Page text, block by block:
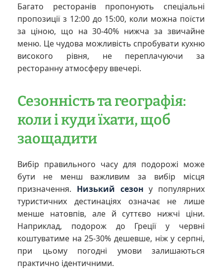
Багато ресторанів пропонують спеціальні
пропозиції з 12:00 до 15:00, коли можна поїсти
за ціною, що на 30-40% нижча за звичайне
меню. Це чудова можливість спробувати кухню
високого рівня, не переплачуючи за
ресторанну атмосферу ввечері.
Сезонність та географія:
коли і куди їхати, щоб
заощадити
Вибір правильного часу для подорожі може
бути не менш важливим за вибір місця
призначення. Низький сезон у популярних
туристичних дестинаціях означає не лише
менше натовпів, але й суттєво нижчі ціни.
Наприклад, подорож до Греції у червні
коштуватиме на 25-30% дешевше, ніж у серпні,
при цьому погодні умови залишаються
практично ідентичними.